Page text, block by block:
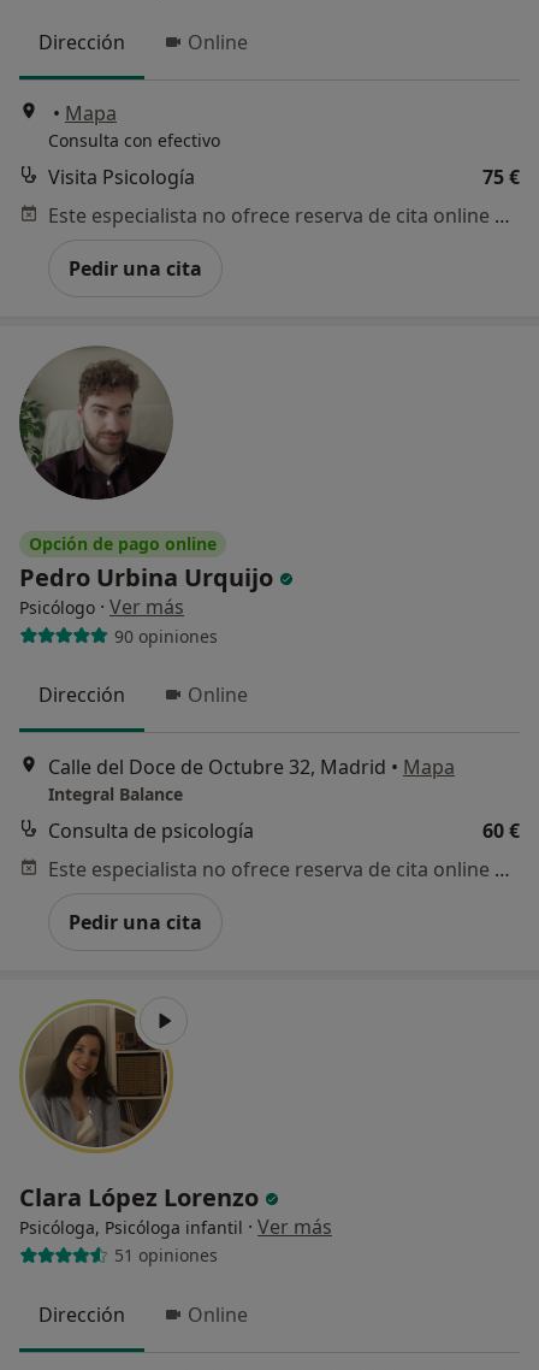
Dirección Online
• Mapa
Consulta con efectivo
Visita Psicología
75 €
Este especialista no ofrece reserva de cita online en esta dirección.
Pedir una cita
Opción de pago online
Pedro Urbina Urquijo
Psicólogo · Ver más
90 opiniones
Dirección Online
Calle del Doce de Octubre 32, Madrid • Mapa
Integral Balance
Consulta de psicología
60 €
Este especialista no ofrece reserva de cita online en esta dirección.
Pedir una cita
Clara López Lorenzo
Psicóloga, Psicóloga infantil · Ver más
51 opiniones
Dirección Online